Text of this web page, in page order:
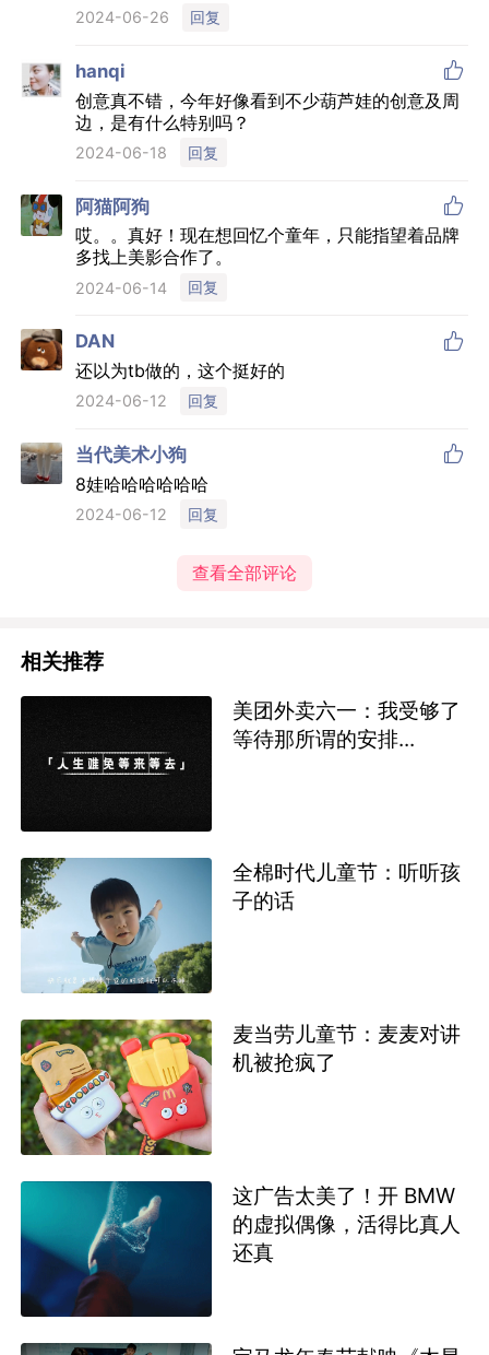
回复
hanqi 
创意真不错，今年好像看到不少葫芦娃的创意及周
边，是有什么特别吗？
2024-06-18 回复
阿猫阿狗 
哎。。真好！现在想回忆个童年，只能指望着品牌
多找上美影合作了。
2024-06-14 回复
DAN 
还以为tb做的，这个挺好的
回复
当代美术小狗 
8娃哈哈哈哈哈哈
2024-06-12 回复
查看全部评论
相关推荐
美团外卖六一：我受够了
等待那所谓的安排...
全棉时代儿童节：听听孩
子的话
麦当劳儿童节：麦麦对讲
机被抢疯了
这广告太美了！开 BMW
的虚拟偶像，活得比真人
还真